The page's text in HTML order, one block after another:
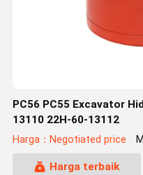
PC56 PC55 Excavator
13110 22H-60-13112
Harga：Negotiated price
Harga terbaik